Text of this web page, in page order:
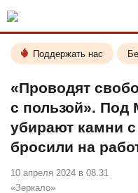
Поддержать нас
«Проводят
с пользой». Под
убирают камни
бросили на
10 апреля 2024 в 08.31
«Зеркало»